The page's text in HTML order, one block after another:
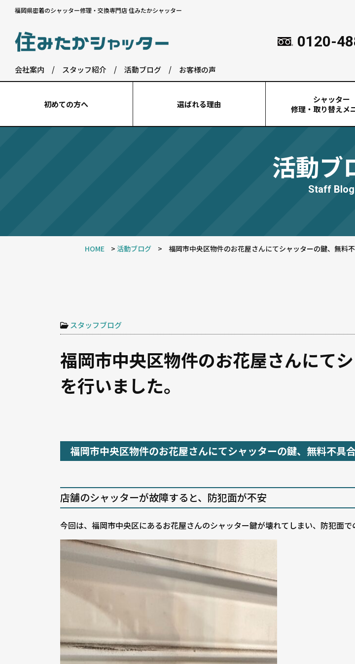
福岡県密着のシャッター修理・交換専門店 住みたかシャッター
0120-
会社案内 / スタッフ紹介 / 活動ブログ / お客様の声
初めての⽅へ 選ばれる理由
シャッター
修理・取り替えメ
活動ブ
Staff Blog
HOME > 活動ブログ > 福岡市中央区物件のお花屋さんにてシャッターの鍵、無料
スタッフブログ
福岡市中央区物件のお花屋さんにて
を行いました。
福岡市中央区物件のお花屋さんにてシャッターの鍵、無料不具
店舗のシャッターが故障すると、防犯面が不安
今回は、福岡市中央区にあるお花屋さんのシャッター鍵が壊れてしまい、防犯面